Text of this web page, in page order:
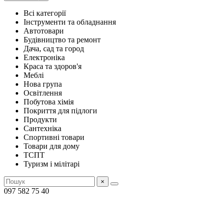
Всі категорії
Інструменти та обладнання
Автотовари
Будівництво та ремонт
Дача, сад та город
Електроніка
Краса та здоров'я
Меблі
Нова група
Освітлення
Побутова хімія
Покриття для підлоги
Продукти
Сантехніка
Спортивні товари
Товари для дому
ТСПТ
Туризм і мілітарі
×
097 582 75 40